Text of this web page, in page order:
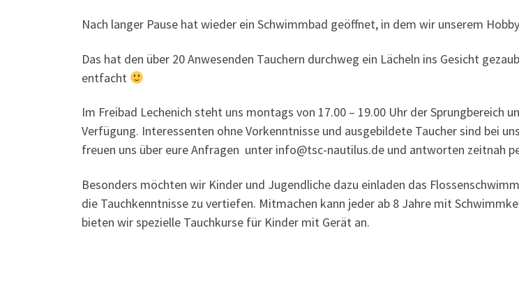
Nach langer Pause hat wieder ein Schwimmbad geöffnet, in dem wir unserem
Das hat den über 20 Anwesenden Tauchern durchweg ein Lächeln ins Gesicht
entfacht
Im Freibad Lechenich steht uns montags von 17.00 – 19.00 Uhr der Sprungbereich
Verfügung. Interessenten ohne Vorkenntnisse und ausgebildete Taucher sind bei
freuen uns über eure Anfragen unter info@tsc-nautilus.de und antworten zeitnah
Besonders möchten wir Kinder und Jugendliche dazu einladen das
die Tauchkenntnisse zu vertiefen. Mitmachen kann jeder ab 8 Jahre mit
bieten wir spezielle Tauchkurse für Kinder mit Gerät an.